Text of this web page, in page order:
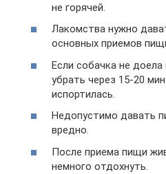
не горячей.
Лакомства нужно
основных приемов
Если собачка не
убрать через 15-20
испортилась.
Недопустимо давать
вредно.
После приема пищи
немного отдохнуть.